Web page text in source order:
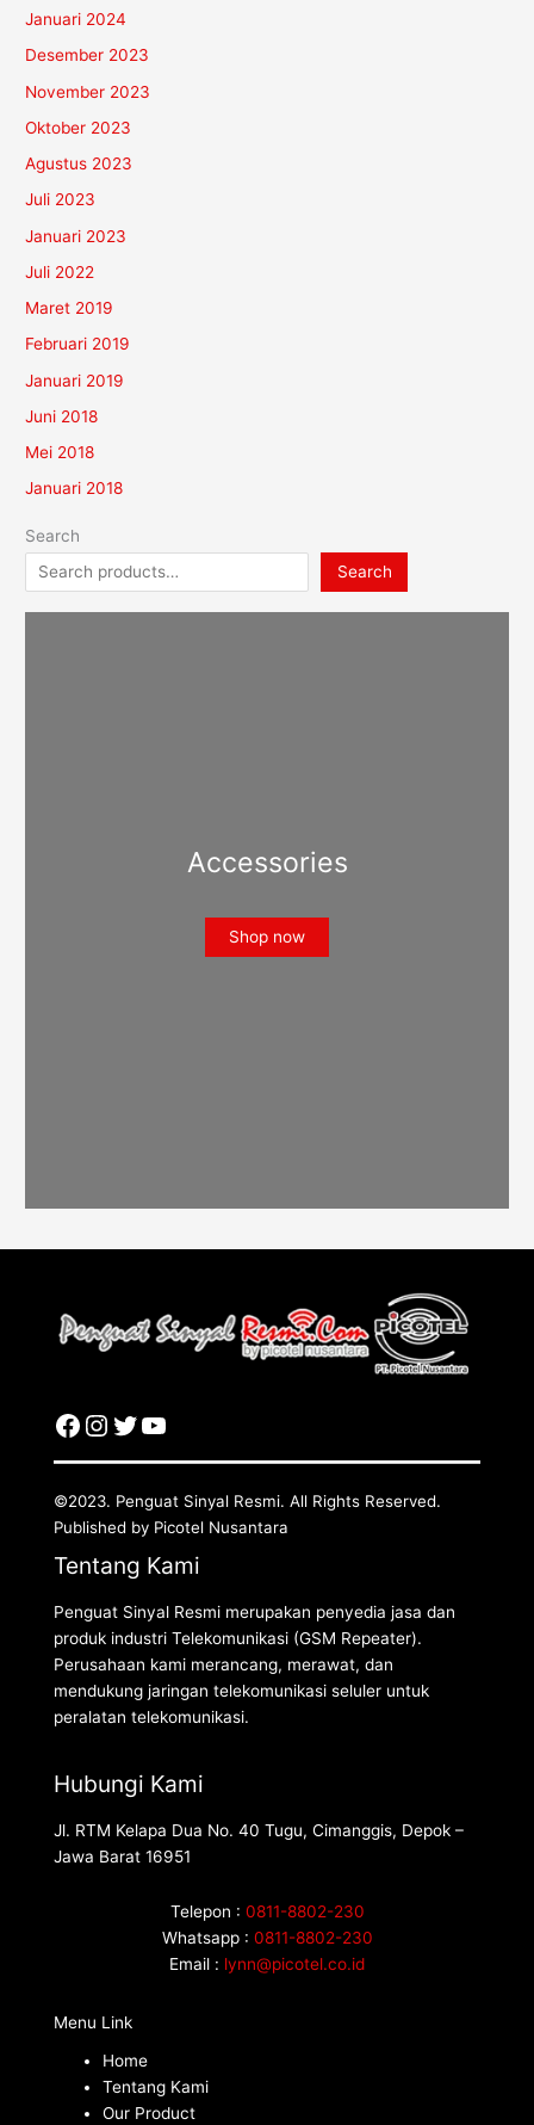
Januari 2024
Desember 2023
November 2023
Oktober 2023
Agustus 2023
Juli 2023
Januari 2023
Juli 2022
Maret 2019
Februari 2019
Januari 2019
Juni 2018
Mei 2018
Januari 2018
Search
Search
Accessories
Shop now
©2023. Penguat Sinyal Resmi. All Rights Reserved.
Published by Picotel Nusantara
Tentang Kami
Penguat Sinyal Resmi merupakan penyedia jasa dan
produk industri Telekomunikasi (GSM Repeater).
Perusahaan kami merancang, merawat, dan
mendukung jaringan telekomunikasi seluler untuk
peralatan telekomunikasi.
Hubungi Kami
Jl. RTM Kelapa Dua No. 40 Tugu, Cimanggis, Depok –
Jawa Barat 16951
Telepon : 0811-8802-230
Whatsapp : 0811-8802-230
Email : lynn@picotel.co.id
Menu Link
Home
Tentang Kami
Our Product